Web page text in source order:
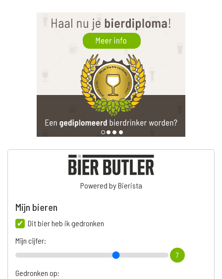
Powered by Bierista
Mijn bieren
Dit bier heb ik gedronken
Mijn cijfer:
7
Gedronken op: